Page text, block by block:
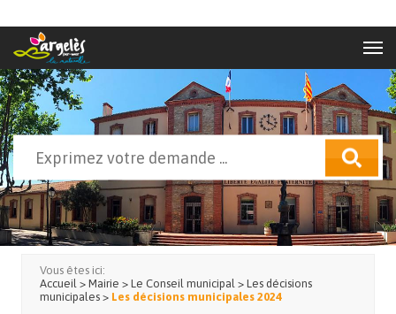
Formulaire de recherche
Vous êtes ici:
Accueil > Mairie > Le Conseil municipal > Les décisions
municipales > Les décisions municipales 2024